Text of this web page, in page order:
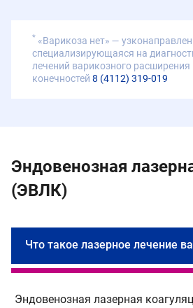
* «Варикоза нет» —
специализирующаяся на
лечений варикозного
конечностей 8 (4112) 319-019
Эндовенозная
(ЭВЛК)
Что такое лазерное лечение
Эндовенозная лазерная